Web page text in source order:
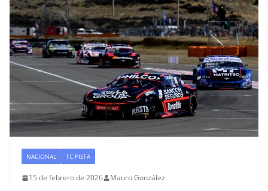
NACIONAL TC PISTA
15 de febrero de 2026 Mauro González